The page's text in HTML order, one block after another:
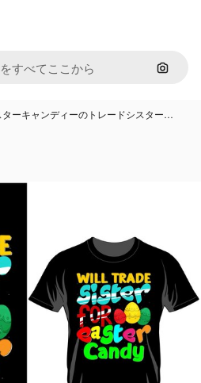
画像で
ターキャンディーのトレードシスター…